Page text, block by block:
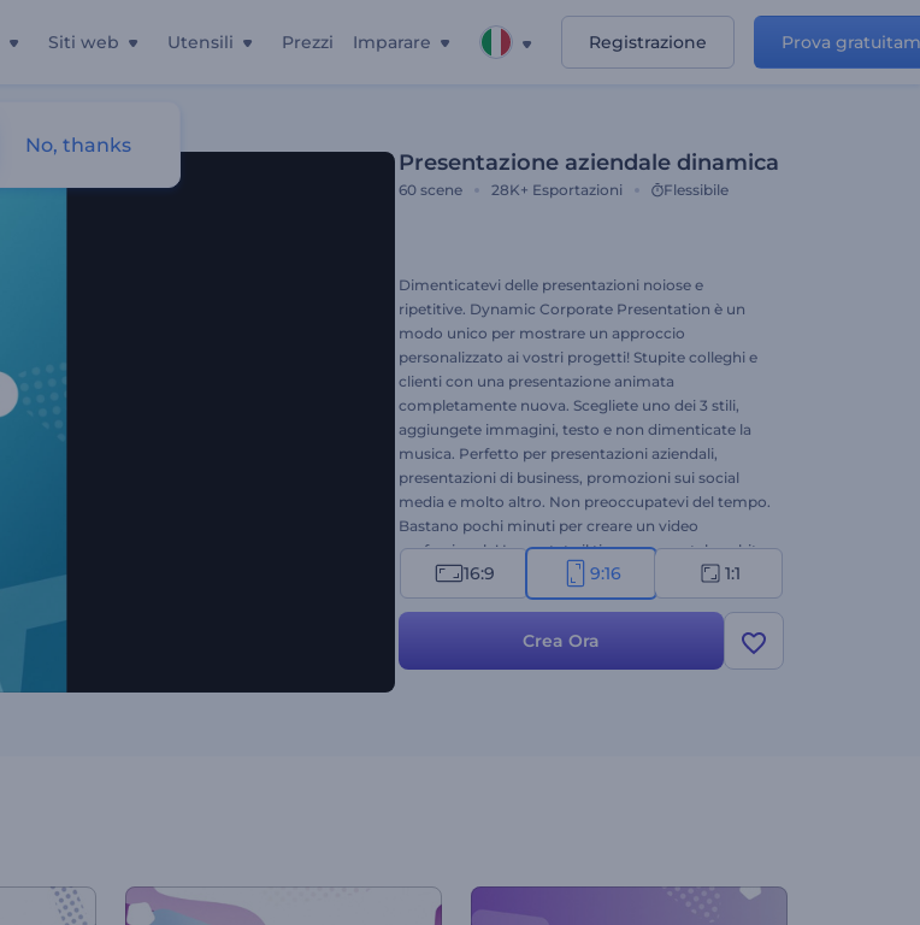
Siti web Utensili Prezzi Imparare Registrazione Prova
Presentazione aziendale dinamica
60 scene 28K+ Esportazioni Flessibile
Dimenticatevi delle presentazioni noiose e
ripetitive. Dynamic Corporate Presentation è un
modo unico per mostrare un approccio
personalizzato ai vostri progetti! Stupite colleghi e
clienti con una presentazione animata
completamente nuova. Scegliete uno dei 3 stili,
aggiungete immagini, testo e non dimenticate la
musica. Perfetto per presentazioni aziendali,
presentazioni di business, promozioni sui social
media e molto altro. Non preoccupatevi del tempo.
Bastano pochi minuti per creare un video
professionale! Impostate il timer e provatelo subito
gratuitamente!
16:9 9:16 1:1
Crea Ora
No, thanks